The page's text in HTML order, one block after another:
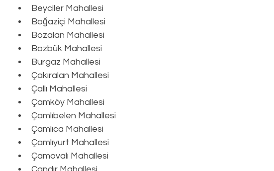
Beyciler Mahallesi
Boğaziçi Mahallesi
Bozalan Mahallesi
Bozbük Mahallesi
Burgaz Mahallesi
Çakıralan Mahallesi
Çallı Mahallesi
Çamköy Mahallesi
Çamlıbelen Mahallesi
Çamlıca Mahallesi
Çamlıyurt Mahallesi
Çamovalı Mahallesi